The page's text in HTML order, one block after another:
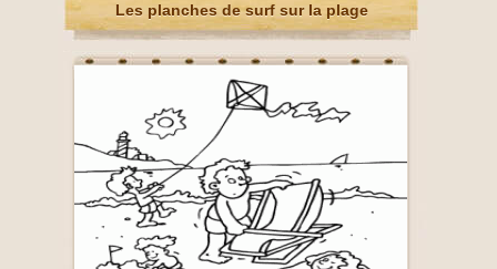
Les planches de surf sur la plage